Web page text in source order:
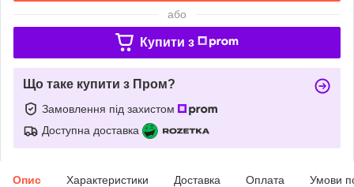
або
Купити з
Що таке купити з Пром?
Замовлення під захистом
Доступна доставка
Опис Характеристики Доставка Оплата Умови